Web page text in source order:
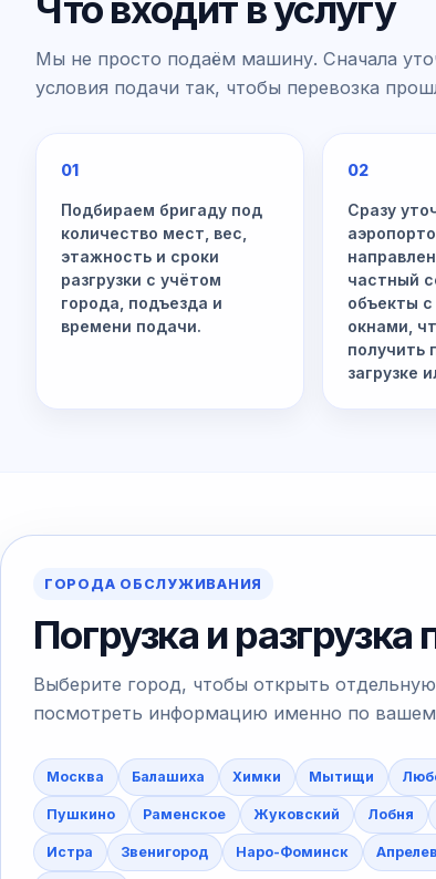
Мы не просто подаём машину. Сначала
условия подачи так, чтобы перевозка
01
Подбираем бригаду под
количество мест, вес,
этажность и сроки
разгрузки с учётом
города, подъезда и
времени подачи.
02
Сразу
частный
объекты
окнами,
получить
загрузке
ГОРОДА ОБСЛУЖИВАНИЯ
Погрузка и
Выберите город, чтобы открыть
посмотреть информацию именно по
Москва Балашиха Химки Мытищи
Пушкино Раменское Жуковский Лобня
Истра Звенигород Наро-Фоминск